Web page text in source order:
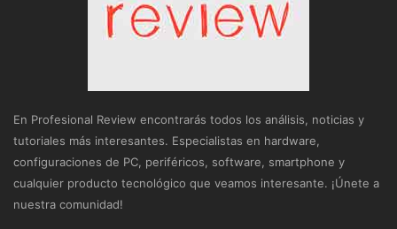
En Profesional Review encontrarás todos los análisis, noticias y
tutoriales más interesantes. Especialistas en hardware,
configuraciones de PC, periféricos, software, smartphone y
cualquier producto tecnológico que veamos interesante. ¡Únete a
nuestra comunidad!